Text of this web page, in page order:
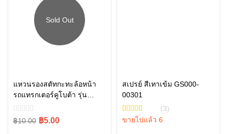
แหวนรองสตัทกะทะล้อหน้า
รถแทรกเตอร์คูโบต้า รุ่น
L3408, L4508 04013-60140
฿10.00
Original฿5.00
Current
อ่านเพิ่ม
สเปรย์ สีเทาเข้ม GS000-
00301
(3)
ขายไปแล้ว 6